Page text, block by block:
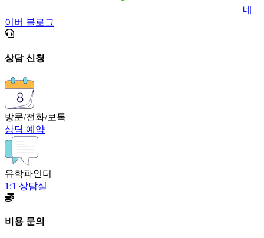
네
이버 블로그
상담 신청
방문/전화/보톡
상담 예약
유학파인더
1:1 상담실
비용 문의